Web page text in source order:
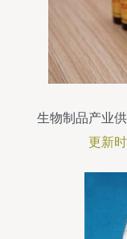
生物制品产业
更新